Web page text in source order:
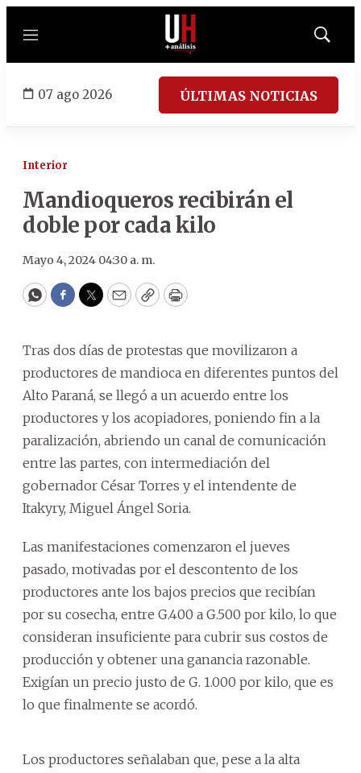
Menú
Mostrar
07 ago 2026 ÚLTIMAS NOTICIAS
Interior
Mandioqueros recibirán el
doble por cada kilo
Mayo 4, 2024 04:30 a. m.
WhatsApp
Facebook
Twitter
EmailCopyPrint
Tras dos días de protestas que movilizaron a
productores de mandioca en diferentes puntos del
Alto Paraná, se llegó a un acuerdo entre los
productores y los acopiadores, poniendo fin a la
paralización, abriendo un canal de comunicación
entre las partes, con intermediación del
gobernador César Torres y el intendente de
Itakyry, Miguel Ángel Soria.
Las manifestaciones comenzaron el jueves
pasado, motivadas por el descontento de los
productores ante los bajos precios que recibían
por su cosecha, entre G.400 a G.500 por kilo, lo que
consideran insuficiente para cubrir sus costos de
producción y obtener una ganancia razonable.
Exigían un precio justo de G. 1.000 por kilo, que es
lo que finalmente se acordó.
Los productores señalaban que, pese a la alta